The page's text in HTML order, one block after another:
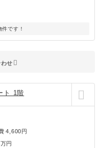
です！
せ
ト 1階
4,600円
円